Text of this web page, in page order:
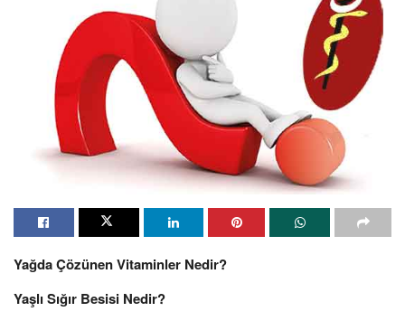
Yağda Çözünen Vitaminler Nedir?
Yaşlı Sığır Besisi Nedir?